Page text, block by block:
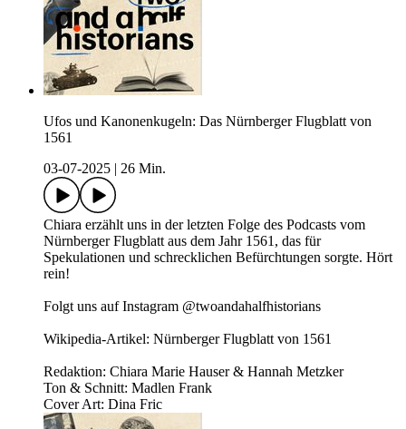
Ufos und Kanonenkugeln: Das Nürnberger Flugblatt von
1561
03-07-2025
26 Min.
Chiara erzählt uns in der letzten Folge des Podcasts vom
Nürnberger Flugblatt aus dem Jahr 1561, das für
Spekulationen und schrecklichen Befürchtungen sorgte. Hört
rein!
Folgt uns auf Instagram @twoandahalfhistorians
Wikipedia-Artikel: Nürnberger Flugblatt von 1561
Redaktion: Chiara Marie Hauser & Hannah Metzker
Ton & Schnitt: Madlen Frank
Cover Art: Dina Fric